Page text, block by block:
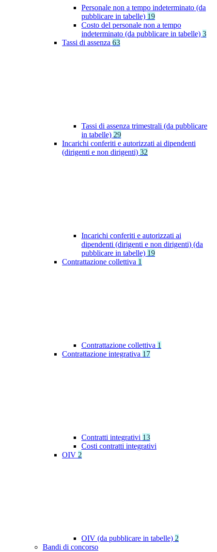
Personale non a tempo indeterminato (da
pubblicare in tabelle) 19
Costo del personale non a tempo
indeterminato (da pubblicare in tabelle) 3
Tassi di assenza 63
Tassi di assenza trimestrali (da pubblicare
in tabelle) 29
Incarichi conferiti e autorizzati ai dipendenti
(dirigenti e non dirigenti) 32
Incarichi conferiti e autorizzati ai
dipendenti (dirigenti e non dirigenti) (da
pubblicare in tabelle) 19
Contrattazione collettiva 1
Contrattazione collettiva 1
Contrattazione integrativa 17
Contratti integrativi 13
Costi contratti integrativi
OIV 2
OIV (da pubblicare in tabelle) 2
Bandi di concorso